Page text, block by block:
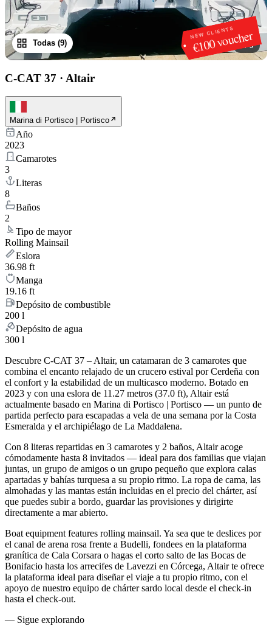
NEW CLIENTS
€100 voucher
1 /9
Todas (9)
C-CAT 37 · Altair
Marina di Portisco | Portisco
Año
2023
Camarotes
3
Literas
8
Baños
2
Tipo de mayor
Rolling Mainsail
Eslora
36.98 ft
Manga
19.16 ft
Depósito de combustible
200 l
Depósito de agua
300 l
Descubre C-CAT 37 – Altair, un catamaran de 3 camarotes que
combina el encanto relajado de un crucero estival por Cerdeña con
el confort y la estabilidad de un multicasco moderno. Botado en
2023 y con una eslora de 11.27 metros (37.0 ft), Altair está
actualmente basado en Marina di Portisco | Portisco — un punto de
partida perfecto para escapadas a vela de una semana por la Costa
Esmeralda y el archipiélago de La Maddalena.
Con 8 literas repartidas en 3 camarotes y 2 baños, Altair acoge
cómodamente hasta 8 invitados — ideal para dos familias que viajan
juntas, un grupo de amigos o un grupo pequeño que explora calas
apartadas y bahías turquesa a su propio ritmo. La ropa de cama, las
almohadas y las mantas están incluidas en el precio del chárter, así
que puedes subir a bordo, guardar las provisiones y dirigirte
directamente a mar abierto.
Boat equipment features rolling mainsail. Ya sea que te deslices por
el canal de arena rosa frente a Budelli, fondees en la plataforma
granítica de Cala Corsara o hagas el corto salto de las Bocas de
Bonifacio hasta los arrecifes de Lavezzi en Córcega, Altair te ofrece
la plataforma ideal para diseñar el viaje a tu propio ritmo, con el
apoyo de nuestro equipo de chárter sardo local desde el check-in
hasta el check-out.
— Sigue explorando